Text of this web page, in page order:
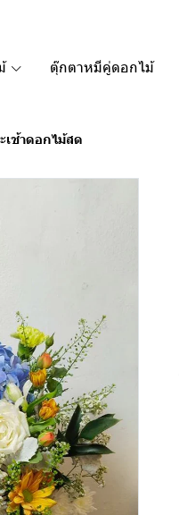
ตุ๊กตาหมีคู่ดอกไม้
เช้าดอกไม้สด